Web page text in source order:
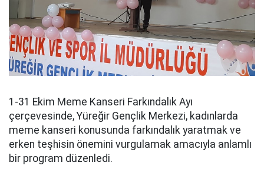
1-31 Ekim Meme Kanseri Farkındalık Ayı
çerçevesinde, Yüreğir Gençlik Merkezi, kadınlarda
meme kanseri konusunda farkındalık yaratmak ve
erken teşhisin önemini vurgulamak amacıyla anlamlı
bir program düzenledi.